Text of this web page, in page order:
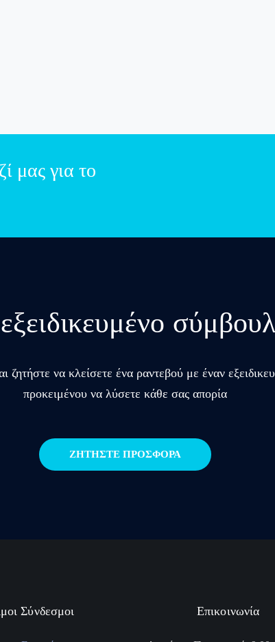
μας για το
ζητήστε να κλείσετε ένα ραντεβού με έναν
προκειμένου να λύσετε κάθε σας απορία
ΖΗΤΗΣΤΕ ΠΡΟΣΦΟΡΑ
Σύνδεσμοι Επικοινωνία